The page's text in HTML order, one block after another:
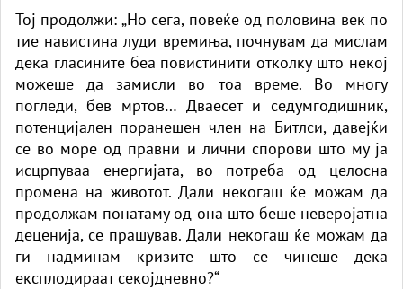
Тој продолжи: „Но сега, повеќе од половина век по
тие навистина луди времиња, почнувам да мислам
дека гласините беа повистинити отколку што некој
можеше да замисли во тоа време. Во многу
погледи, бев мртов… Дваесет и седумгодишник,
потенцијален поранешен член на Битлси, давејќи
се во море од правни и лични спорови што му ја
исцрпуваа енергијата, во потреба од целосна
промена на животот. Дали некогаш ќе можам да
продолжам понатаму од она што беше неверојатна
деценија, се прашував. Дали некогаш ќе можам да
ги надминам кризите што се чинеше дека
експлодираат секојдневно?“